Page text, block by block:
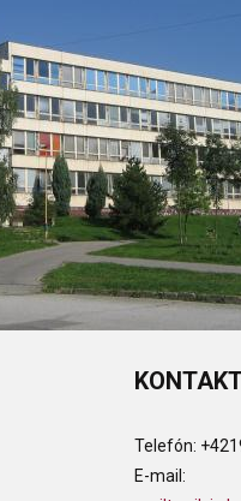
Telefón:
E-mail: